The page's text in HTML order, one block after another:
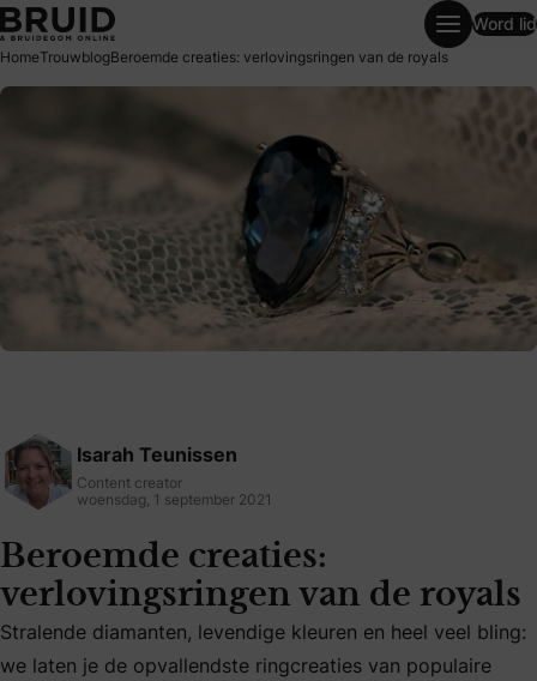
Beroemde creaties: verlovingsringen van de royals
Word lid
HomeTrouwblogBeroemde creaties: verlovingsringen van de royals
Isarah Teunissen
Content creator
woensdag, 1 september 2021
Beroemde creaties:
verlovingsringen van de royals
Stralende diamanten, levendige kleuren en heel veel
Stralende diamanten, levendige kleuren en heel veel bling:
we laten je de opvallendste ringcreaties van populaire